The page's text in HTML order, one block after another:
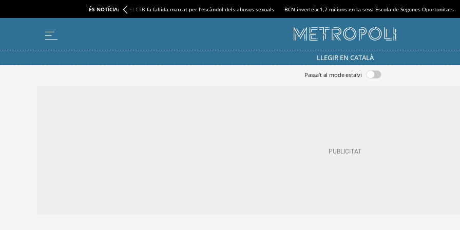
ÉS NOTÍCIA: El CTB fa fallida marcat per l'escàndol dels abusos sexuals BCN inverteix 1,7 milions en la seva Escola de Segones Oportunitats
LLEGIR EN CATALÀ
Passa’t al mode estalvi